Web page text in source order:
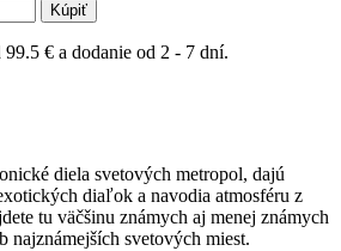
Kúpiť
€ a dodanie od 2 - 7 dní.
diela svetových metropol, dajú
diaľok a navodia atmosféru z
tu väčšinu známych aj menej známych
najznámejších svetových miest.